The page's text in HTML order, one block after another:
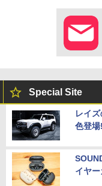
Special Site
レイ
色登
イヤ